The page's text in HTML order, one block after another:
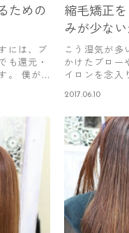
ための
には、ブ
も還元・
。 僕が
縮毛矯正
みが少な
こう湿気が多
かけたブロー
イロンを念入
2017.06.10